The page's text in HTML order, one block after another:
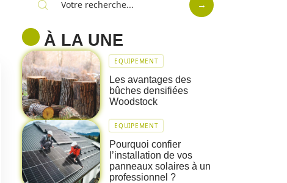
À LA UNE
EQUIPEMENT
Les avantages des
bûches densifiées
Woodstock
EQUIPEMENT
Pourquoi confier
l’installation de vos
panneaux solaires à un
professionnel ?